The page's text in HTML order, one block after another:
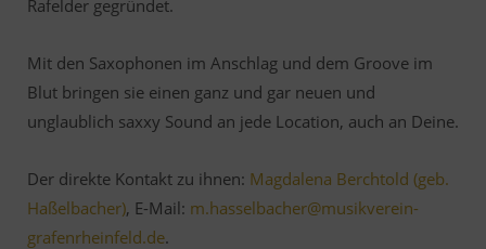
Rafelder gegründet.
Mit den Saxophonen im Anschlag und dem Groove im
Blut bringen sie einen ganz und gar neuen und
unglaublich saxxy Sound an jede Location, auch an Deine.
Der direkte Kontakt zu ihnen: Magdalena Berchtold (geb.
Haßelbacher), E-Mail: m.hasselbacher@musikverein-
grafenrheinfeld.de.